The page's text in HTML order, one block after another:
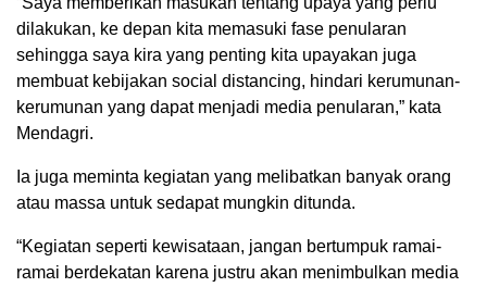
dilakukan, ke depan kita memasuki fase penularan
sehingga saya kira yang penting kita upayakan juga
membuat kebijakan social distancing, hindari kerumunan-
kerumunan yang dapat menjadi media penularan,” kata
Mendagri.
Ia juga meminta kegiatan yang melibatkan banyak orang
atau massa untuk sedapat mungkin ditunda.
“Kegiatan seperti kewisataan, jangan bertumpuk ramai-
ramai berdekatan karena justru akan menimbulkan media